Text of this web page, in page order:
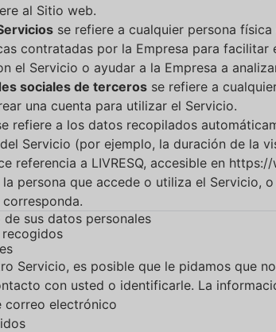
al Sitio web.
se refiere a cualquier persona
contratadas por la Empresa para
el Servicio o ayudar a la Empresa a
sociales de terceros se refiere a
una cuenta para utilizar el Servicio.
refiere a los datos recopilados
Servicio (por ejemplo, la duración de la
referencia a LIVRESQ, accesible en https://
persona que accede o utiliza el Servicio,
de sus datos personales
Servicio, es posible que le pidamos que
con usted o identificarle. La
correo electrónico